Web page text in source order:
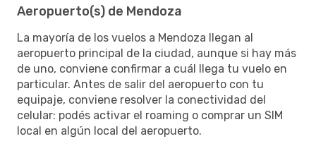
Aeropuerto(s) de Mendoza
La mayoría de los vuelos a Mendoza llegan al
aeropuerto principal de la ciudad, aunque si hay más
de uno, conviene confirmar a cuál llega tu vuelo en
particular. Antes de salir del aeropuerto con tu
equipaje, conviene resolver la conectividad del
celular: podés activar el roaming o comprar un SIM
local en algún local del aeropuerto.